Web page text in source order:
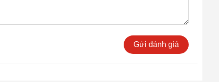
Gửi đánh giá